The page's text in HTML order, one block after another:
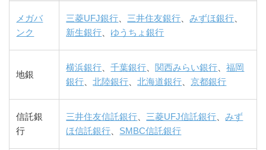
メガバ
ンク
三菱UFJ銀行、三井住友銀行、みずほ銀行、
新生銀行、 ゆうちょ銀行
地銀
横浜銀行、千葉銀行、 関西みらい銀行、福岡
銀行、北陸銀行、北海道銀行、京都銀行
信託銀
行
三井住友信託銀行、三菱UFJ信託銀行、みず
ほ信託銀行、 SMBC信託銀行